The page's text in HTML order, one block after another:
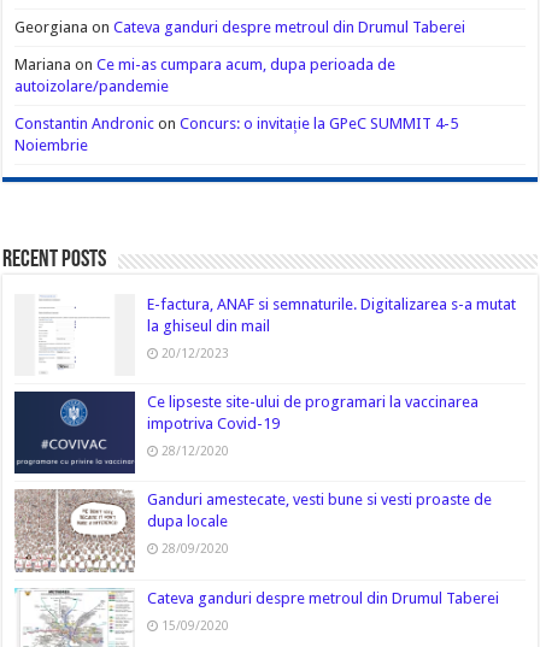
Georgiana onCateva ganduri despre metroul din Drumul Taberei
Mariana onCe mi-as cumpara acum, dupa perioada de
autoizolare/pandemie
Constantin Andronic onConcurs: o invitație la GPeC SUMMIT 4-5
Noiembrie
Recent Posts
E-factura, ANAF si semnaturile. Digitalizarea s-a mutat
la ghiseul din mail
20/12/2023
Ce lipseste site-ului de programari la vaccinarea
impotriva Covid-19
28/12/2020
Ganduri amestecate, vesti bune si vesti proaste de
dupa locale
28/09/2020
Cateva ganduri despre metroul din Drumul Taberei
15/09/2020